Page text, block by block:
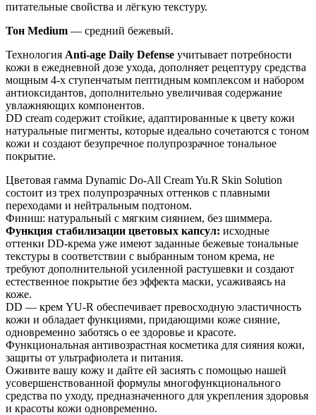
питательные свойства и лёгкую текстуру.
Тон Medium — средний бежевый.
Технология Anti-age Daily Defense учитывает потребности
кожи в ежедневной дозе ухода, дополняет рецептуру средства
мощным 4-х ступенчатым пептидным комплексом и набором
антиоксидантов, дополнительно увеличивая содержание
увлажняющих компонентов.
DD cream содержит стойкие, адаптированные к цвету кожи
натуральные пигменты, которые идеально сочетаются с тоном
кожи и создают безупречное полупрозрачное тональное
покрытие.
Цветовая гамма Dynamic Do-All Cream Yu.R Skin Solution
состоит из трех полупрозрачных оттенков с плавными
переходами и нейтральным подтоном.
Финиш: натуральный с мягким сиянием, без шиммера.
Функция стабилизации цветовых капсул: исходные
оттенки DD-крема уже имеют заданные бежевые тональные
текстуры в соответствии с выбранным тоном крема, не
требуют дополнительной усиленной растушевки и создают
естественное покрытие без эффекта маски, усаживаясь на
коже.
DD — крем YU-R обеспечивает превосходную эластичность
кожи и обладает функциями, придающими коже сияние,
одновременно заботясь о ее здоровье и красоте.
Функциональная антивозрастная косметика для сияния кожи,
защиты от ультрафиолета и питания.
Оживите вашу кожу и дайте ей засиять с помощью нашей
усовершенствованной формулы многофункционального
средства по уходу, предназначенного для укрепления здоровья
и красоты кожи одновременно.